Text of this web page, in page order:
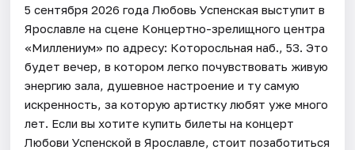
5 сентября 2026 года Любовь Успенская выступит в
Ярославле на сцене Концертно-зрелищного центра
«Миллениум» по адресу: Которосльная наб., 53. Это
будет вечер, в котором легко почувствовать живую
энергию зала, душевное настроение и ту самую
искренность, за которую артистку любят уже много
лет. Если вы хотите купить билеты на концерт
Любови Успенской в Ярославле, стоит позаботиться